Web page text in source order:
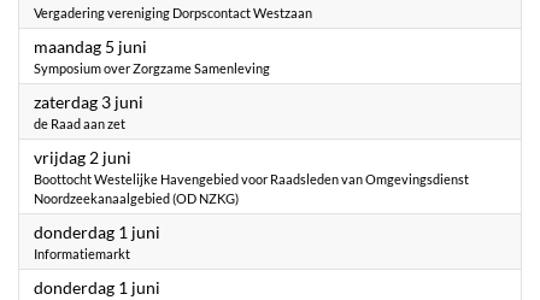
Vergadering vereniging Dorpscontact Westzaan
maandag 5 juni
Symposium over Zorgzame Samenleving
zaterdag 3 juni
de Raad aan zet
vrijdag 2 juni
Boottocht Westelijke Havengebied voor Raadsleden van Omgevingsdienst
Noordzeekanaalgebied (OD NZKG)
donderdag 1 juni
Informatiemarkt
donderdag 1 juni